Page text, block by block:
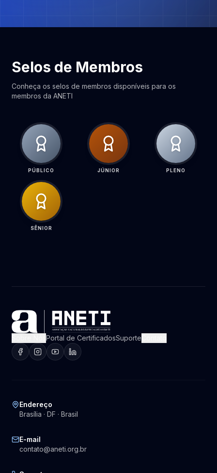
Selos de Membros
Conheça os selos de membros disponíveis para os
membros da ANETI
PÚBLICO JÚNIOR PLENO
SÊNIOR
Portal de CertificadosSuporte
Endereço
Brasília · DF · Brasil
E-mail
contato@aneti.org.br